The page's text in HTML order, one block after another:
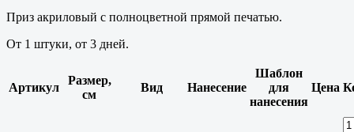
Приз акриловый с полноцветной прямой печатью.
От 1 штуки, от 3 дней.
Артикул
Размер,
см
Вид Нанесение
Шаблон
для
нанесения
Цена